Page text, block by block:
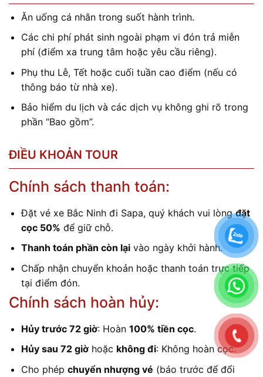
Ăn uống cá nhân trong suốt hành trình.
Các chi phí phát sinh ngoài phạm vi đón trả miễn
phí (điểm xa trung tâm hoặc yêu cầu riêng).
Phụ thu Lễ, Tết hoặc cuối tuần cao điểm (nếu có
thông báo từ nhà xe).
Bảo hiểm du lịch và các dịch vụ không ghi rõ trong
phần “Bao gồm”.
ĐIỀU KHOẢN TOUR
Chính sách thanh toán:
Đặt vé xe Bắc Ninh đi Sapa, quý khách vui lòngđặt
cọc 50% để giữ chỗ.
Thanh toán phần còn lạivào ngày khởi hành.
Chấp nhận chuyển khoản hoặc thanh toán trực tiếp
tại điểm đón.
Chính sách hoàn hủy:
Hủy trước 72 giờ: Hoàn 100% tiền cọc.
Hủy sau 72 giờhoặc không đi: Không hoàn cọc.
Cho phép chuyển nhượng vé (báo trước để đổi